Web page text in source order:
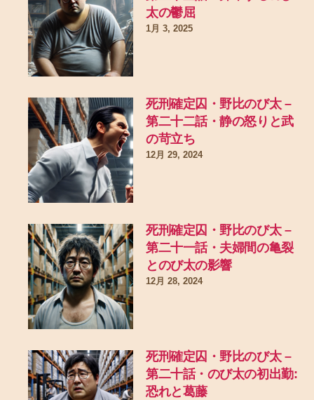
太の鬱屈
1月 3, 2025
死刑確定囚・野比のび太 –
第二十二話・静の怒りと武
の苛立ち
12月 29, 2024
死刑確定囚・野比のび太 –
第二十一話・夫婦間の亀裂
とのび太の影響
12月 28, 2024
死刑確定囚・野比のび太 –
第二十話・のび太の初出勤:
恐れと葛藤